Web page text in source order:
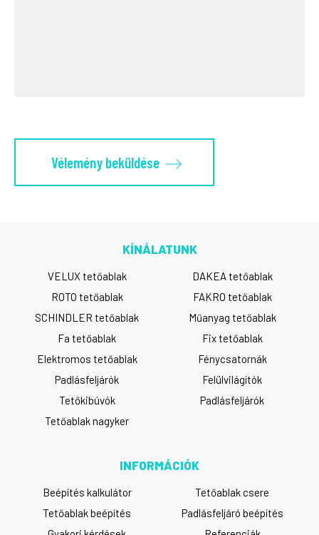
KÍNÁLATUNK
VELUX tetőablak
DAKEA tetőablak
ROTO tetőablak
FAKRO tetőablak
SCHINDLER tetőablak
Műanyag tetőablak
Fa tetőablak
Fix tetőablak
Elektromos tetőablak
Fénycsatornák
Padlásfeljárók
Felülvilágítók
Tetőkibúvók
Padlásfeljárók
Tetőablak nagyker
INFORMÁCIÓK
Beépítés kalkulátor
Tetőablak csere
Tetőablak beépítés
Padlásfeljáró beépítés